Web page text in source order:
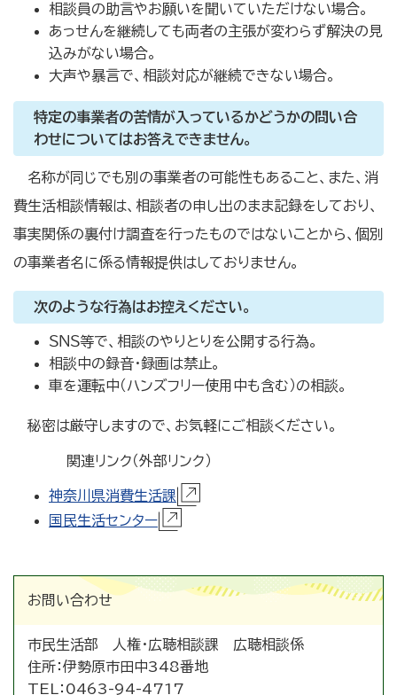
相談員の助言やお願いを聞いていただけない場合。
あっせんを継続しても両者の主張が変わらず解決の見
込みがない場合。
大声や暴言で、相談対応が継続できない場合。
特定の事業者の苦情が入っているかどうかの問い合
わせについてはお答えできません。
名称が同じでも別の事業者の可能性もあること、また、消
費生活相談情報は、相談者の申し出のまま記録をしており、
事実関係の裏付け調査を行ったものではないことから、個別
の事業者名に係る情報提供はしておりません。
次のような行為はお控えください。
ＳＮＳ等で、相談のやりとりを公開する行為。
相談中の録音・録画は禁止。
車を運転中（ハンズフリー使用中も含む）の相談。
秘密は厳守しますので、お気軽にご相談ください。
関連リンク（外部リンク）
神奈川県消費生活課
国民生活センター
お問い合わせ
市民生活部 人権・広聴相談課 広聴相談係
住所：伊勢原市田中348番地
TEL： 0463-94-4717